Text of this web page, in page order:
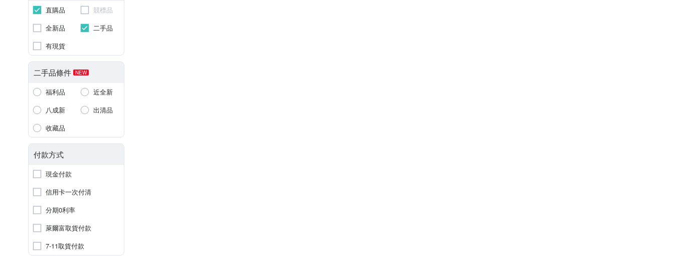
直購品
競標品
全新品
二手品
有現貨
二手品條件 NEW
福利品
近全新
八成新
出清品
收藏品
付款方式
現金付款
信用卡一次付清
分期0利率
萊爾富取貨付款
7-11取貨付款